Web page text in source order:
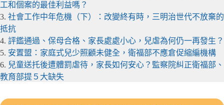
工和個案的最佳利益嗎？
3. 社會工作中年危機（下）：改變終有時，三明治世代不放棄的
抵抗
4. 評鑑通過、保母合格、家長處處小心，兒虐為何仍一再發生？
5. 安置盟：家庭式兒少照顧未健全，衛福部不應倉促縮編機構
6. 兒童送托後遭體罰虐待，家長如何安心？監察院糾正衛福部、
教育部提５大缺失